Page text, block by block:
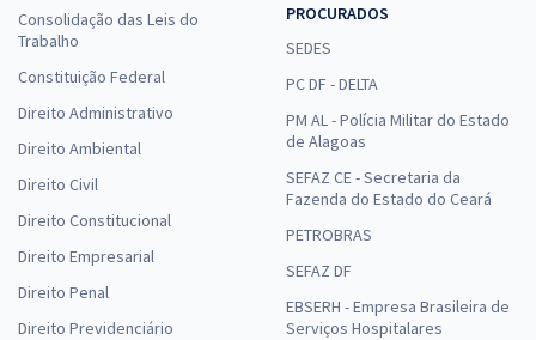
Consolidação das Leis do
Trabalho
Constituição Federal
Direito Administrativo
Direito Ambiental
Direito Civil
Direito Constitucional
Direito Empresarial
Direito Penal
Direito Previdenciário
PROCURADOS
SEDES
PC DF - DELTA
PM AL - Polícia Militar do Estado
de Alagoas
SEFAZ CE - Secretaria da
Fazenda do Estado do Ceará
PETROBRAS
SEFAZ DF
EBSERH - Empresa Brasileira de
Serviços Hospitalares